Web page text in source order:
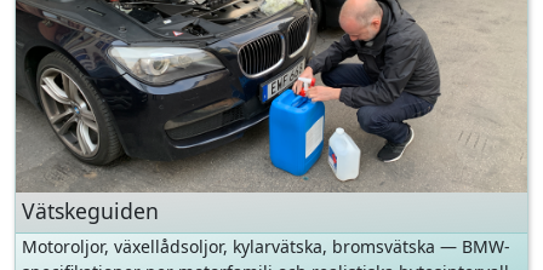
Vätskeguiden
Motoroljor, växellådsoljor, kylarvätska, bromsvätska — BMW-
specifikationer per motorfamilj och realistiska bytesintervall.